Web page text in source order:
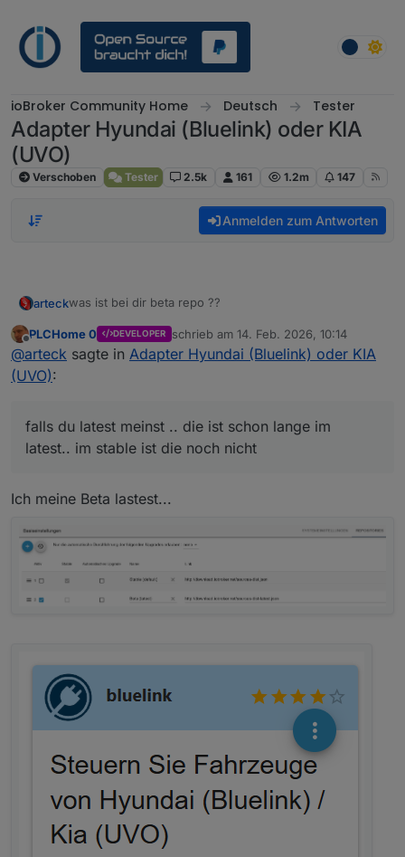
ioBroker Community Home Deutsch Tester
Adapter Hyundai (Bluelink) oder KIA
(UVO)
Verschoben Tester 2.5k 161 1.2m 147
Anmelden zum Antworten
arteckwas ist bei dir beta repo ??
falls du latest meinst .. die ist schon lange im latest.. im
stable ist die noch nicht
Offline
PLCHome 0 DEVELOPER schrieb am 14. Feb. 2026, 10:14
zuletzt editiert von
@arteck sagte in Adapter Hyundai (Bluelink) oder KIA
(UVO):
falls du latest meinst .. die ist schon lange im
latest.. im stable ist die noch nicht
Ich meine Beta lastest...